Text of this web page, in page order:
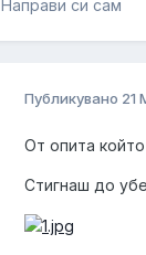
Направи си сам
Публикувано 21
От опита
Стигнаш до